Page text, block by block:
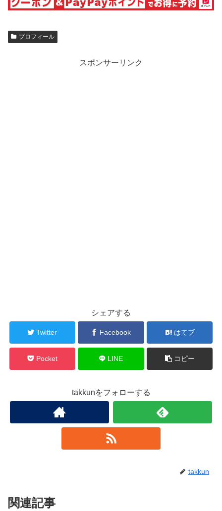
プロフィール
スポンサーリンク
シェアする
Twitter Facebook はてブ
Pocket LINE コピー
takkunをフォローする
takkun
関連記事